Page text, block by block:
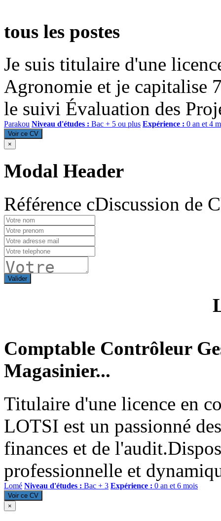
tous les postes
Je suis titulaire d'une
Agronomie et je capitalise
le suivi Évaluation des
Parakou Niveau d'études : Bac + 5 ou plus Expérience : 0 an et 4
Voir ce CV
×
Modal Header
Référence cDiscussion de
Valider
Comptable Contrôleur
Magasinier...
Titulaire d'une licence en
LOTSI est un passionné
finances et de
professionnelle et
Lomé Niveau d'études : Bac + 3 Expérience : 0 an et 6 mois
Voir ce CV
×